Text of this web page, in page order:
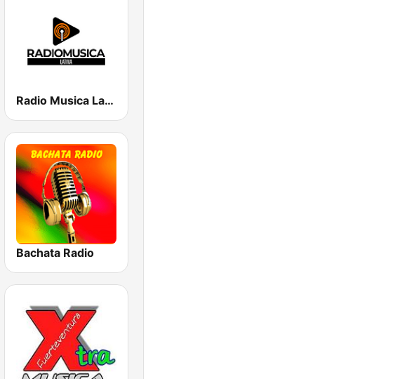
Radio Musica Latina
Bachata Radio